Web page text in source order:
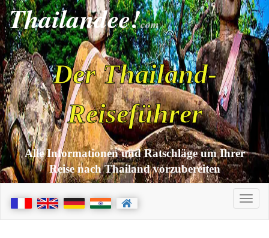
Thailandee!com
Der Thailand-
Reiseführer
Alle Informationen und Ratschläge um Ihrer
Reise nach Thailand vorzubereiten